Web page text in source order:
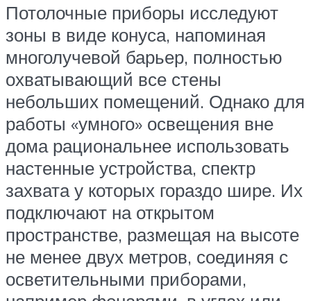
Потолочные приборы исследуют
зоны в виде конуса, напоминая
многолучевой барьер, полностью
охватывающий все стены
небольших помещений. Однако для
работы «умного» освещения вне
дома рациональнее использовать
настенные устройства, спектр
захвата у которых гораздо шире. Их
подключают на открытом
пространстве, размещая на высоте
не менее двух метров, соединяя с
осветительными приборами,